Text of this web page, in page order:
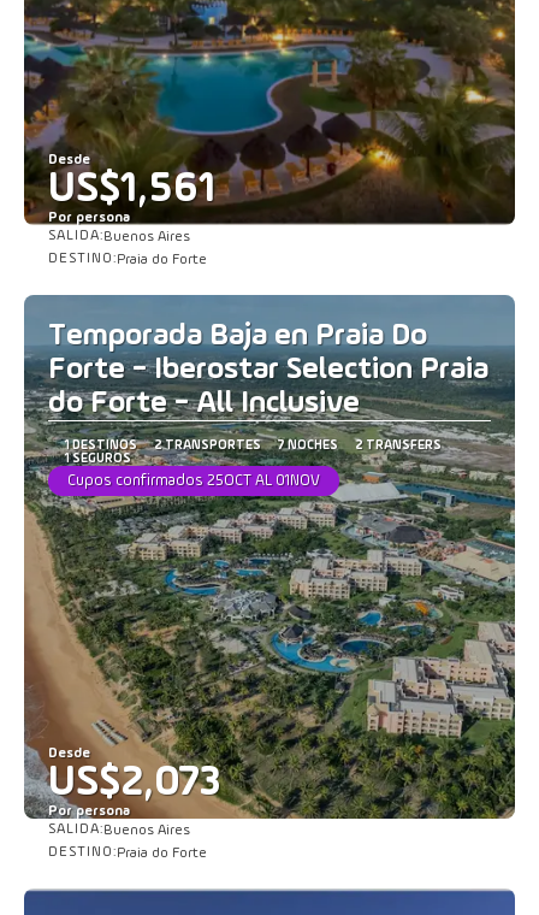
Desde
US$1,561
Por persona
SALIDA:Buenos Aires
DESTINO:Praia do Forte
Temporada Baja en Praia Do
Forte - Iberostar Selection Praia
do Forte - All Inclusive
1 DESTINOS 2 TRANSPORTES 7 NOCHES
2 TRANSFERS
1 SEGUROS
Cupos confirmados 25OCT AL 01NOV
Desde
US$2,073
Por persona
SALIDA:Buenos Aires
DESTINO:Praia do Forte